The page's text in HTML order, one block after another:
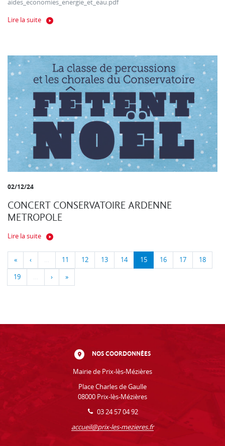
aides_economies_energie_et_eau.pdf
Lire la suite
02/12/24
CONCERT CONSERVATOIRE ARDENNE
METROPOLE
Lire la suite
« ‹ … 11 12 13 14 15 16 17 18
19 … › »
NOS COORDONNÉES
Mairie de Prix-lès-Mézières
Place Charles de Gaulle
08000 Prix-lès-Mézières
03 24 57 04 92
accueil@prix-les-mezieres.fr